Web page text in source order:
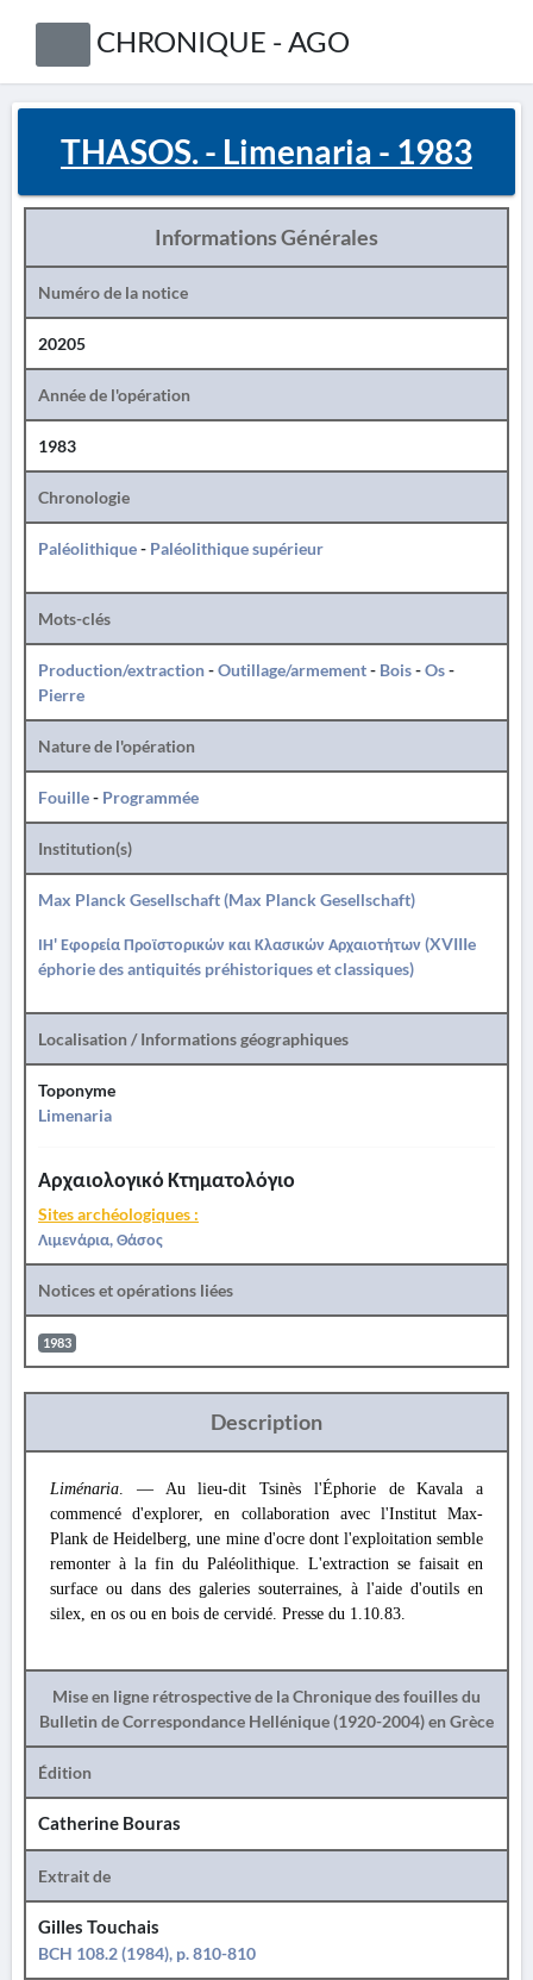
CHRONIQUE - AGO
THASOS. - Limenaria - 1983
Informations Générales
Numéro de la notice
20205
Année de l'opération
1983
Chronologie
Paléolithique- Paléolithique supérieur
Mots-clés
Production/extraction-Outillage/armement- Bois-Os-
Pierre
Nature de l'opération
Fouille- Programmée
Institution(s)
Max Planck Gesellschaft (Max Planck Gesellschaft)
ΙΗ' Εφορεία Προϊστορικών και Κλασικών Αρχαιοτήτων (XVIIIe
éphorie des antiquités préhistoriques et classiques)
Localisation / Informations géographiques
Toponyme
Limenaria
Αρχαιολογικό Κτηματολόγιο
Sites archéologiques :
Λιμενάρια, Θάσος
Notices et opérations liées
1983
Description
Liménaria. — Au lieu-dit Tsinès l'Éphorie de Kavala a
commencé d'explorer, en collaboration avec l'Institut Max-
Plank de Heidelberg, une mine d'ocre dont l'exploitation semble
remonter à la fin du Paléolithique. L'extraction se faisait en
surface ou dans des galeries souterraines, à l'aide d'outils en
silex, en os ou en bois de cervidé. Presse du 1.10.83.
Mise en ligne rétrospective de la Chronique des fouilles du
Bulletin de Correspondance Hellénique (1920-2004) en Grèce
Édition
Catherine Bouras
Extrait de
Gilles Touchais
BCH 108.2 (1984), p. 810-810